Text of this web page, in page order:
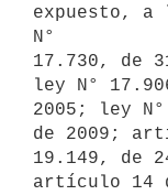
expuesto,
N°
17.730, de
ley N°
2005; ley
de 2009;
19.149, de
artículo 14